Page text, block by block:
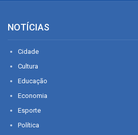
NOTÍCIAS
Cidade
Cultura
Educação
Economia
Esporte
Política